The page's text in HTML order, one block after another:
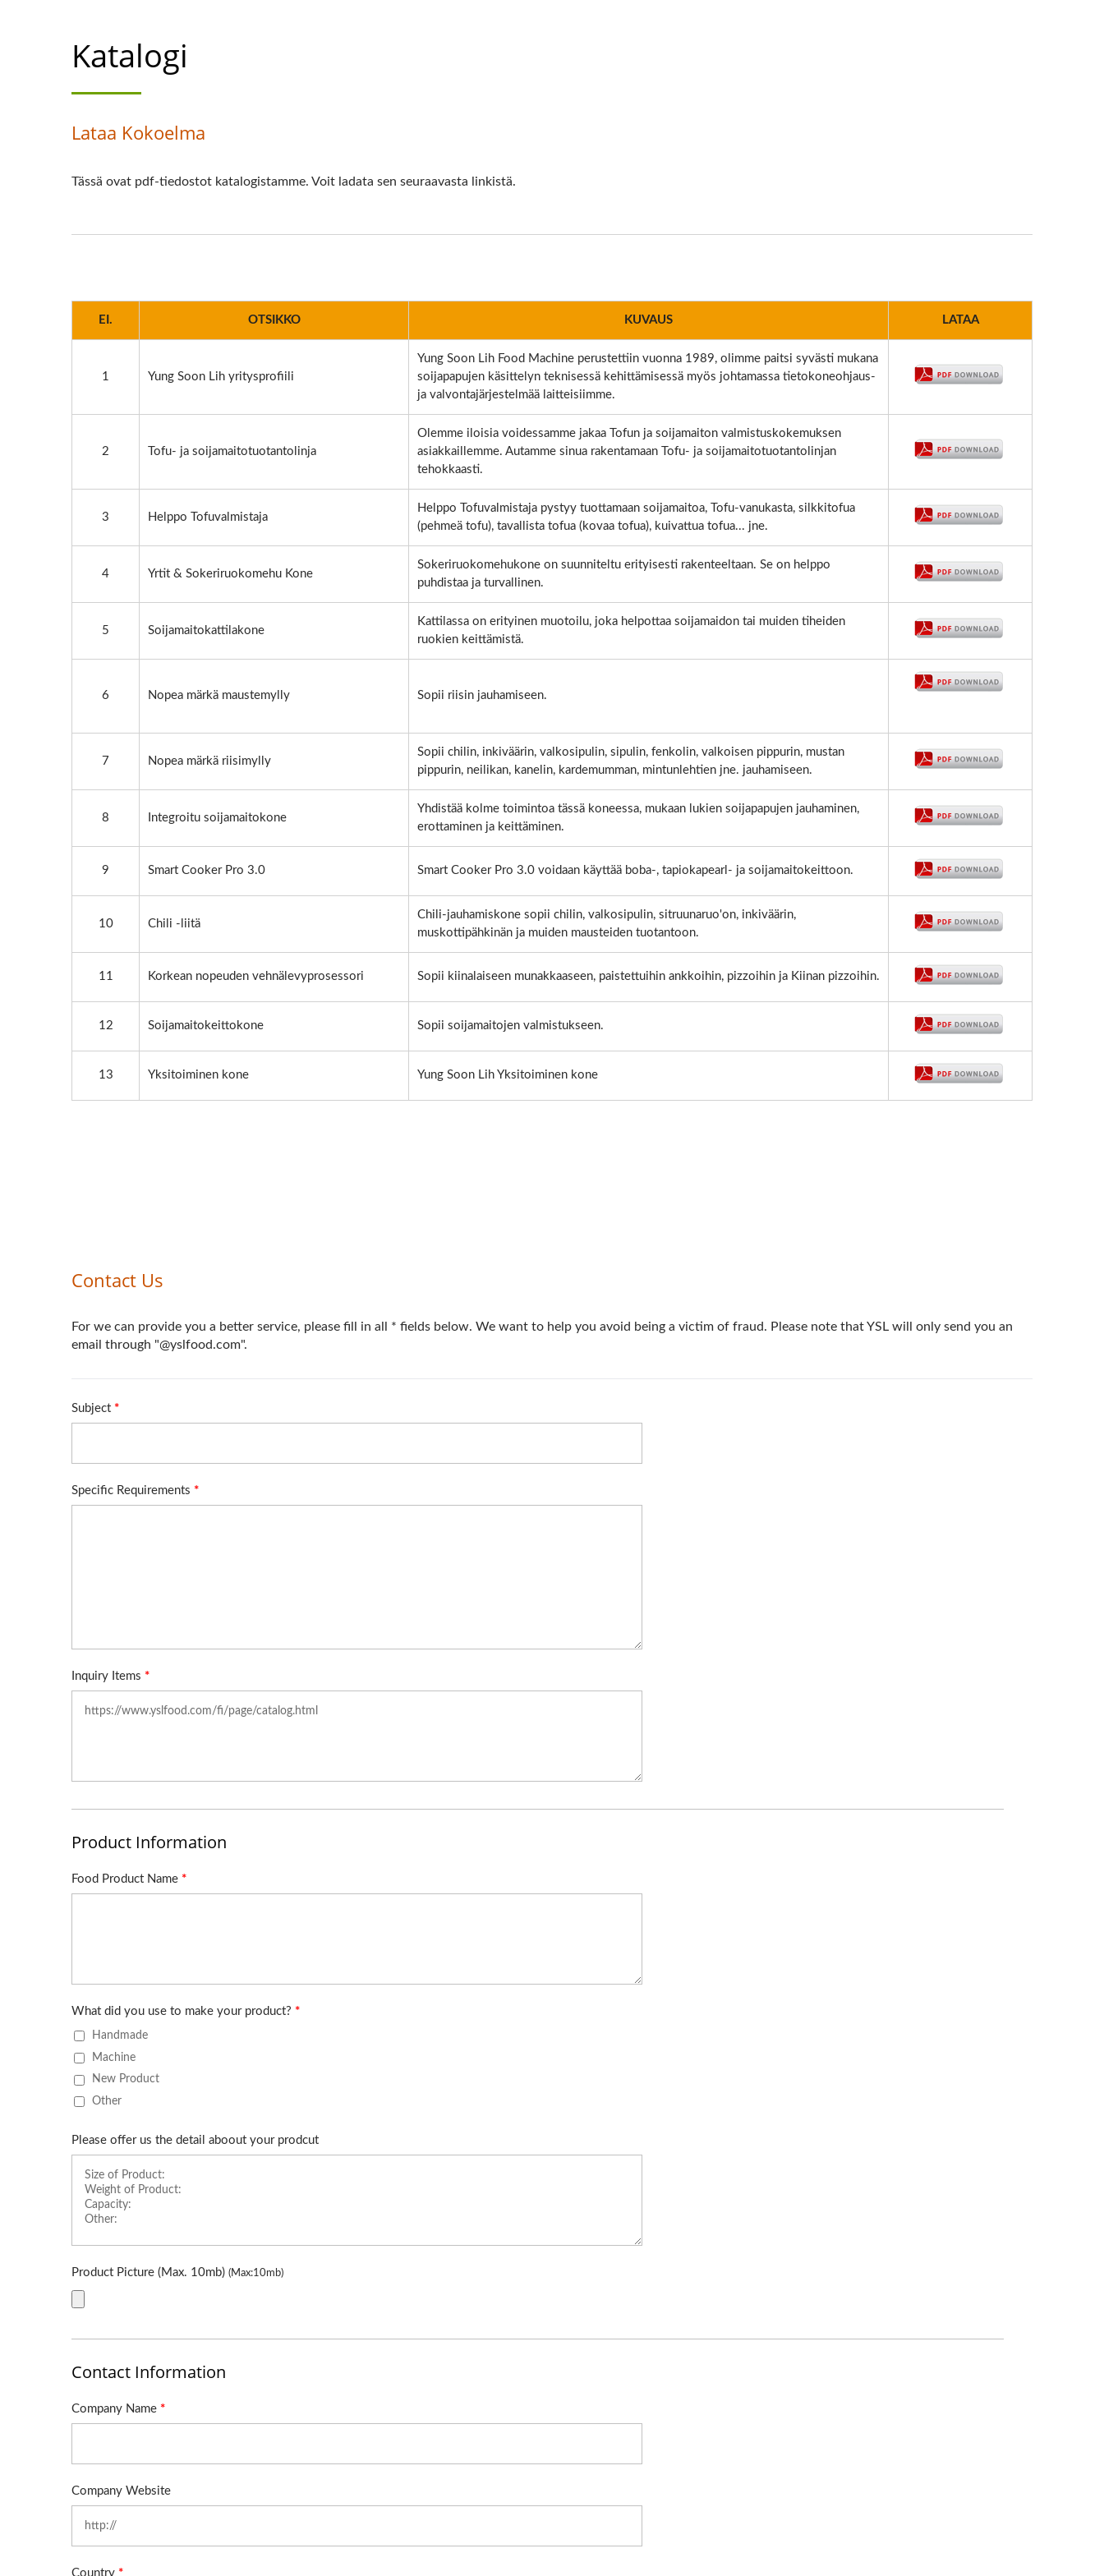
Katalogi
Lataa Kokoelma
Tässä ovat pdf-tiedostot katalogistamme. Voit ladata sen seuraavasta linkistä.
EI. OTSIKKO KUVAUS LATAA
1 Yung Soon Lih yritysprofiili
Yung Soon Lih Food Machine perustettiin vuonna 1989, olimme paitsi syvästi mukana
soijapapujen käsittelyn teknisessä kehittämisessä myös johtamassa tietokoneohjaus-
ja valvontajärjestelmää laitteisiimme.
2 Tofu- ja soijamaitotuotantolinja
Olemme iloisia voidessamme jakaa Tofun ja soijamaiton valmistuskokemuksen
asiakkaillemme. Autamme sinua rakentamaan Tofu- ja soijamaitotuotantolinjan
tehokkaasti.
3 Helppo Tofuvalmistaja
Helppo Tofuvalmistaja pystyy tuottamaan soijamaitoa, Tofu-vanukasta, silkkitofua
(pehmeä tofu), tavallista tofua (kovaa tofua), kuivattua tofua... jne.
4 Yrtit & Sokeriruokomehu Kone
Sokeriruokomehukone on suunniteltu erityisesti rakenteeltaan. Se on helppo
puhdistaa ja turvallinen.
5 Soijamaitokattilakone
Kattilassa on erityinen muotoilu, joka helpottaa soijamaidon tai muiden tiheiden
ruokien keittämistä.
6 Nopea märkä maustemylly Sopii riisin jauhamiseen.
7 Nopea märkä riisimylly
Sopii chilin, inkiväärin, valkosipulin, sipulin, fenkolin, valkoisen pippurin, mustan
pippurin, neilikan, kanelin, kardemumman, mintunlehtien jne. jauhamiseen.
8 Integroitu soijamaitokone
Yhdistää kolme toimintoa tässä koneessa, mukaan lukien soijapapujen jauhaminen,
erottaminen ja keittäminen.
9 Smart Cooker Pro 3.0 Smart Cooker Pro 3.0 voidaan käyttää boba-, tapiokapearl- ja soijamaitokeittoon.
10 Chili -liitä
Chili-jauhamiskone sopii chilin, valkosipulin, sitruunaruo'on, inkiväärin,
muskottipähkinän ja muiden mausteiden tuotantoon.
11 Korkean nopeuden vehnälevyprosessori Sopii kiinalaiseen munakkaaseen, paistettuihin ankkoihin, pizzoihin ja Kiinan pizzoihin.
12 Soijamaitokeittokone Sopii soijamaitojen valmistukseen.
13 Yksitoiminen kone Yung Soon Lih Yksitoiminen kone